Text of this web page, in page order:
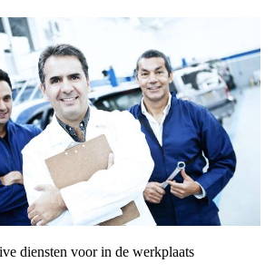
diensten voor in de werkplaats